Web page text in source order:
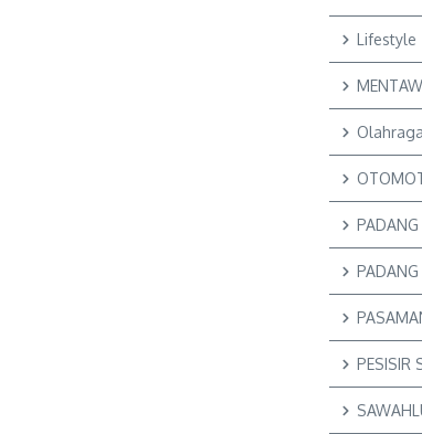
Lifestyle
Olahraga
PADANG
PADANG
PESISIR